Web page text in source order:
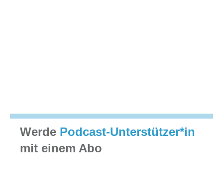
Werde Podcast-Unterstützer*in
mit einem Abo